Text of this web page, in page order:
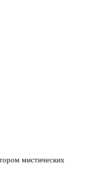
мистических